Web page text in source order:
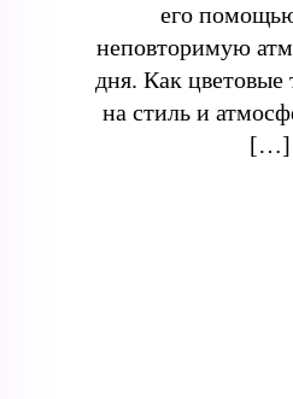
его
неповторимую
дня. Как
на стиль и
[…]